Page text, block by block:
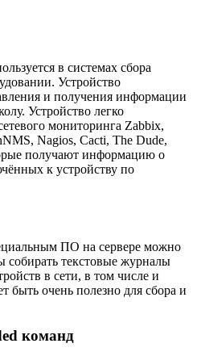
в системах сбора
Устройство
и получения информации
Устройство легко
мониторинга Zabbix,
Nagios, Cacti, The Dude,
получают информацию о
к устройству по
ПО на сервере можно
собирать текстовые журналы
в сети, в том числе и
быть очень полезно для сбора и
команд